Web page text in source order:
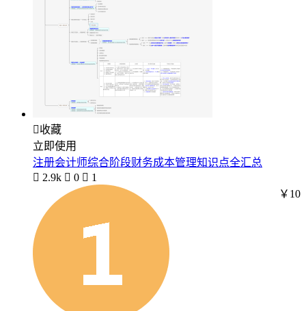
收藏
立即使用
注册会计师综合阶段财务成本管理知识点全汇总
 2.9k  0  1
￥10